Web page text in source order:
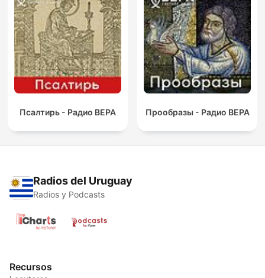
Псалтирь - Радио ВЕРА Прообразы - Радио ВЕРА
Radios del Uruguay
Radios y Podcasts
Recursos